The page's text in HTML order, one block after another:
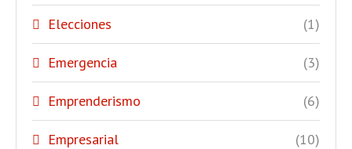
Elecciones (1)
Emergencia (3)
Emprenderismo (6)
Empresarial (10)